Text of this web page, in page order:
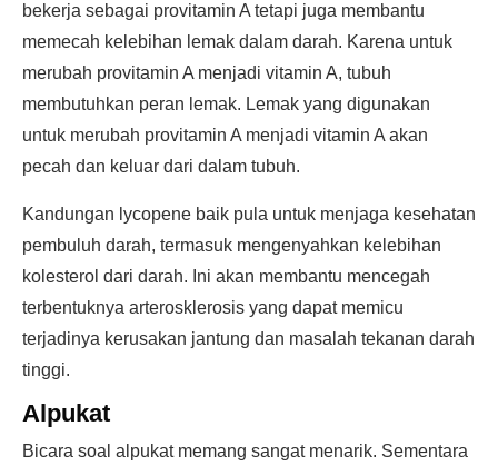
bekerja sebagai provitamin A tetapi juga membantu
memecah kelebihan lemak dalam darah. Karena untuk
merubah provitamin A menjadi vitamin A, tubuh
membutuhkan peran lemak. Lemak yang digunakan
untuk merubah provitamin A menjadi vitamin A akan
pecah dan keluar dari dalam tubuh.
Kandungan lycopene baik pula untuk menjaga kesehatan
pembuluh darah, termasuk mengenyahkan kelebihan
kolesterol dari darah. Ini akan membantu mencegah
terbentuknya arterosklerosis yang dapat memicu
terjadinya kerusakan jantung dan masalah tekanan darah
tinggi.
Alpukat
Bicara soal alpukat memang sangat menarik. Sementara